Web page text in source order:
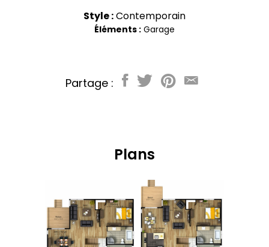
Style :Contemporain
Éléments : Garage
Partage :
Plans